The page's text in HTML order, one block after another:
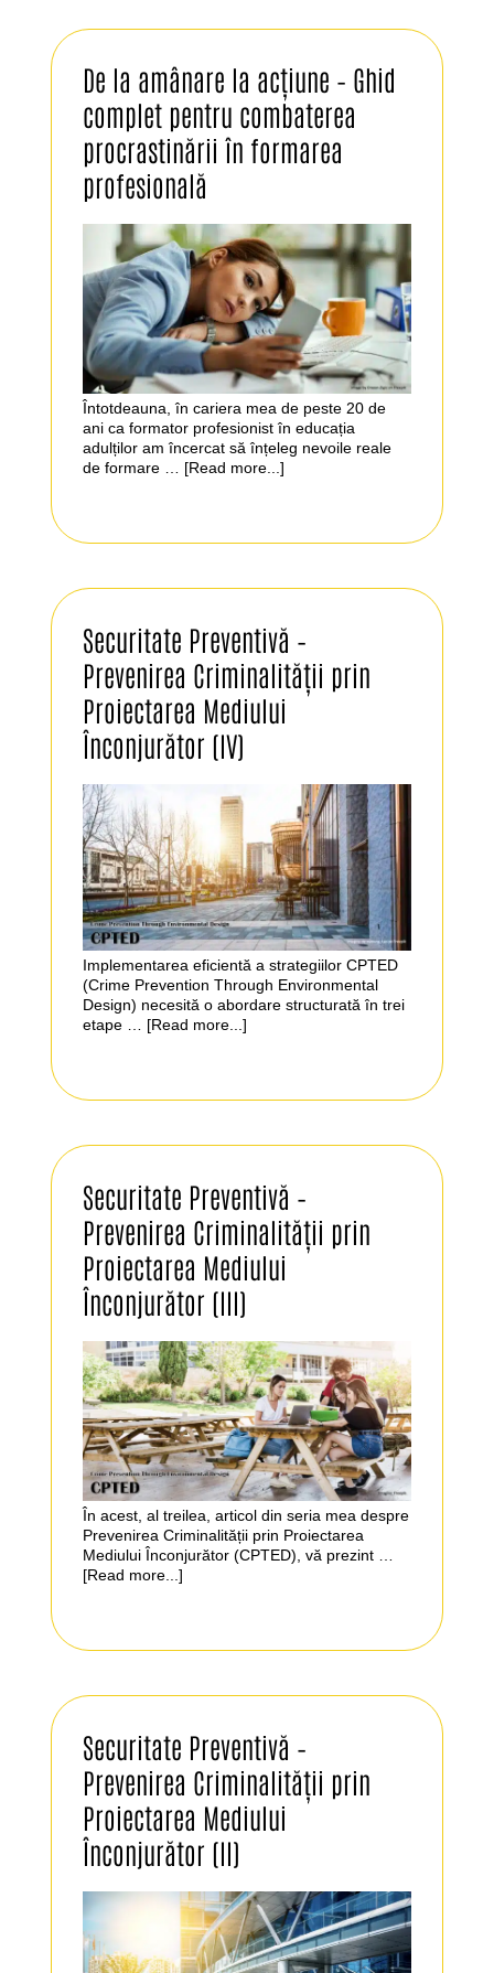
De la amânare la acțiune – Ghid
complet pentru combaterea
procrastinării în formarea
profesională
Întotdeauna, în cariera mea de peste 20 de
ani ca formator profesionist în educația
adulților am încercat să înțeleg nevoile reale
de formare … [Read more...]
Securitate Preventivă –
Prevenirea Criminalității prin
Proiectarea Mediului
Înconjurător (IV)
Implementarea eficientă a strategiilor CPTED
(Crime Prevention Through Environmental
Design) necesită o abordare structurată în trei
etape … [Read more...]
Securitate Preventivă –
Prevenirea Criminalității prin
Proiectarea Mediului
Înconjurător (III)
În acest, al treilea, articol din seria mea despre
Prevenirea Criminalității prin Proiectarea
Mediului Înconjurător (CPTED), vă prezint …
[Read more...]
Securitate Preventivă –
Prevenirea Criminalității prin
Proiectarea Mediului
Înconjurător (II)